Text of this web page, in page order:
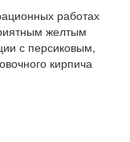
работах
желтым
с персиковым,
кирпича